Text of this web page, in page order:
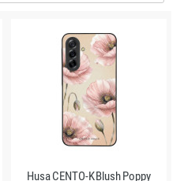
Husa CENTO-K Blush Poppy